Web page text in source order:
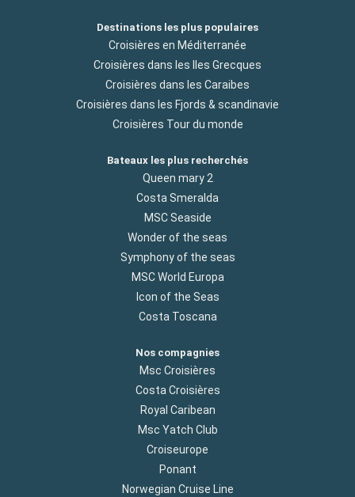
Destinations les plus populaires
Croisières en Méditerranée
Croisières dans les Iles Grecques
Croisières dans les Caraibes
Croisières dans les Fjords & scandinavie
Croisières Tour du monde
Bateaux les plus recherchés
Queen mary 2
Costa Smeralda
MSC Seaside
Wonder of the seas
Symphony of the seas
MSC World Europa
Icon of the Seas
Costa Toscana
Nos compagnies
Msc Croisières
Costa Croisières
Royal Caribean
Msc Yatch Club
Croiseurope
Ponant
Norwegian Cruise Line